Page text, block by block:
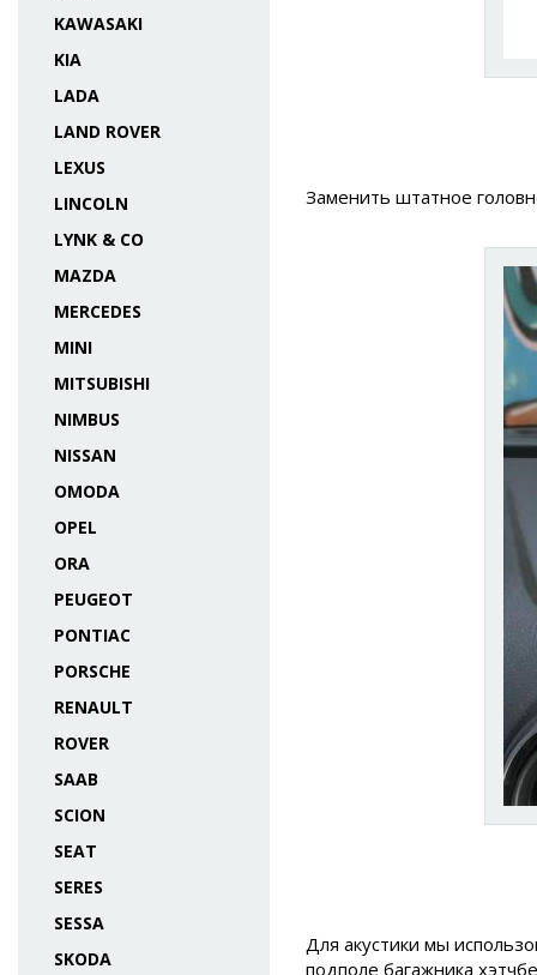
KAWASAKI
KIA
LADA
LAND ROVER
LEXUS
LINCOLN
LYNK & CO
MAZDA
MERCEDES
MINI
MITSUBISHI
NIMBUS
NISSAN
OMODA
OPEL
ORA
PEUGEOT
PONTIAC
PORSCHE
RENAULT
ROVER
SAAB
SCION
SEAT
SERES
SESSA
SKODA
Заменить штатное
Для акустики мы
подполе багажника